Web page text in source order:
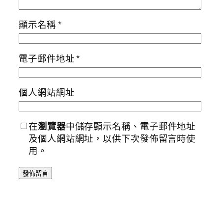
顯示名稱*
電子郵件地址*
個人網站網址
在瀏覽器中儲存顯示名稱、電子郵件地址
及個人網站網址，以供下次發佈留言時使
用。